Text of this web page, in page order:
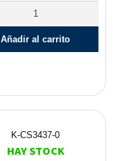
Añadir al carrito
K-CS3437-0
HAY STOCK